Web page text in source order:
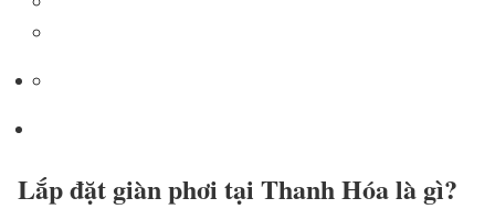
Lắp đặt giàn phơi tại Thanh Hóa là gì?